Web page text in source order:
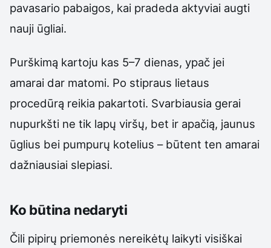
pavasario pabaigos, kai pradeda aktyviai augti
nauji ūgliai.
Purškimą kartoju kas 5–7 dienas, ypač jei
amarai dar matomi. Po stipraus lietaus
procedūrą reikia pakartoti. Svarbiausia gerai
nupurkšti ne tik lapų viršų, bet ir apačią, jaunus
ūglius bei pumpurų kotelius – būtent ten amarai
dažniausiai slepiasi.
Ko būtina nedaryti
Čili pipirų priemonės nereikėtų laikyti visiškai